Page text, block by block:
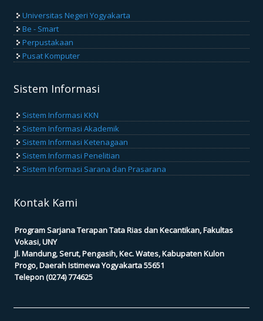
Universitas Negeri Yogyakarta
Be - Smart
Perpustakaan
Pusat Komputer
Sistem Informasi
Sistem Informasi KKN
Sistem Informasi Akademik
Sistem Informasi Ketenagaan
Sistem Informasi Penelitian
Sistem Informasi Sarana dan Prasarana
Kontak Kami
Program Sarjana Terapan Tata Rias dan Kecantikan, Fakultas
Vokasi, UNY
Jl. Mandung, Serut, Pengasih, Kec. Wates, Kabupaten Kulon
Progo, Daerah Istimewa Yogyakarta 55651
Telepon (0274) 774625